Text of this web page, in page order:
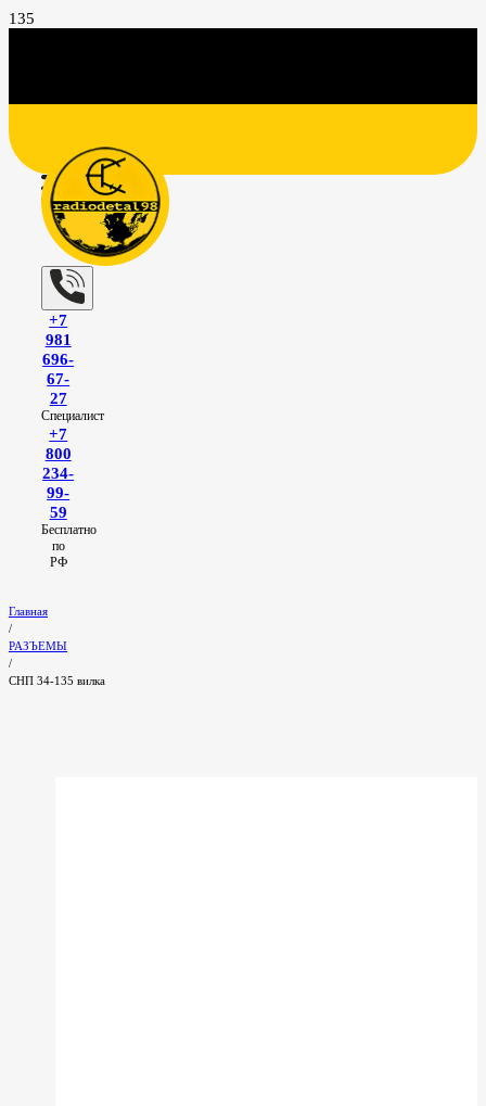
+7
981
696-
67-
27
Специалист
+7
800
234-
99-
59
Бесплатно
по
РФ
Главная
/
РАЗЪЕМЫ
/
СНП 34-135 вилка